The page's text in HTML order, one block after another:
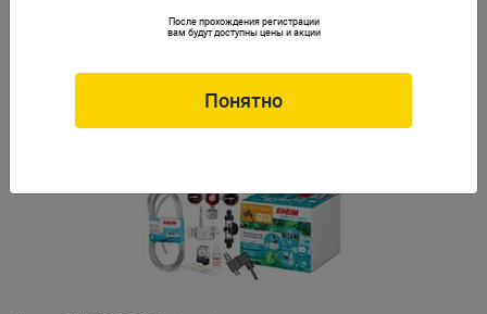
Комплект EHEIM CO2-SET 600 (без баллона и э/м клапана)
После прохождения регистрации
вам будут доступны цены и акции
Понятно